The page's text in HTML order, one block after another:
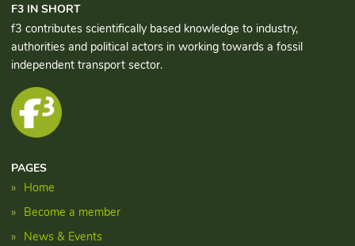
F3 IN SHORT
f3 contributes scientifically based knowledge to industry,
authorities and political actors in working towards a fossil
independent transport sector.
PAGES
Home
Become a member
News & Events